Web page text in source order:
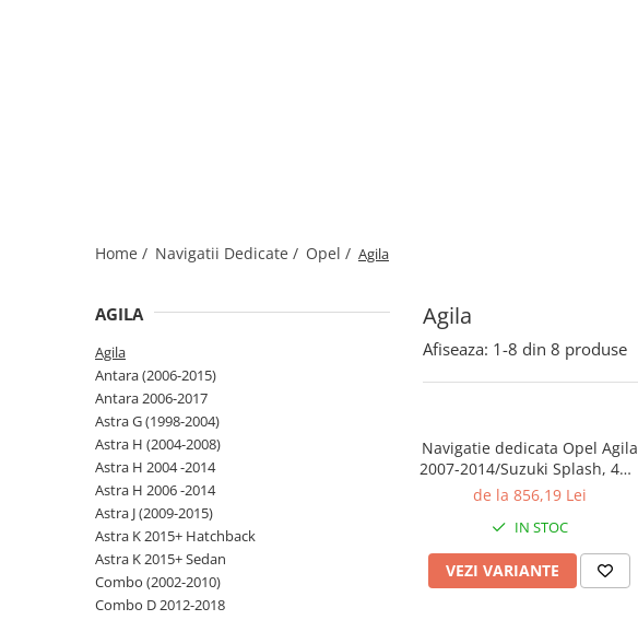
Home / Navigatii Dedicate / Opel / Agila
Agila
AGILA
Agila
Antara (2006-2015)
Antara 2006-2017
Astra G (1998-2004)
Astra H (2004-2008)
Astra H 2004 -2014
Astra H 2006 -2014
Astra J (2009-2015)
Astra K 2015+ Hatchback
Astra K 2015+ Sedan
Combo (2002-2010)
Combo D 2012-2018
Afiseaza: 1-8 din 8 produse
Navigatie dedicata Opel Agila
2007-2014/Suzuki Splash, 4GB
RAM 64GB ROM, Quad Core,
Android 14, Bluetooth,
Magazin Play, Suport Camere
AHD
de la 856,19 Lei
IN STOC
VEZI VARIANTE